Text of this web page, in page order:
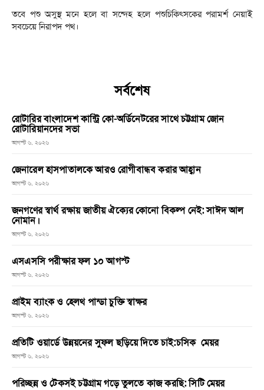
তবে পশু অসুস্থ মনে হলে বা সন্দেহ হলে পশুচিকিৎসকের পরামর্শ নেয়াই
সবচেয়ে নিরাপদ পথ।
সর্বশেষ
রোটারির বাংলাদেশ কান্ট্রি কো-অর্ডিনেটরের সাথে চট্টগ্রাম জোন
রোটারিয়ানদের সভা
আগস্ট ৬, ২০২৬
জেনারেল হাসপাতালকে আরও রোগীবান্ধব করার আহ্বান
আগস্ট ৬, ২০২৬
জনগণের স্বার্থ রক্ষায় জাতীয় ঐক্যের কোনো বিকল্প নেই: সাঈদ আল
নোমান।
আগস্ট ৬, ২০২৬
এসএসসি পরীক্ষার ফল ১০ আগস্ট
আগস্ট ৬, ২০২৬
প্রাইম ব্যাংক ও হেলথ পান্ডা চুক্তি স্বাক্ষর
আগস্ট ৬, ২০২৬
প্রতিটি ওয়ার্ডে উন্নয়নের সুফল ছড়িয়ে দিতে চাই:চসিক মেয়র
আগস্ট ৬, ২০২৬
পরিচ্ছন্ন ও টেকসই চট্টগ্রাম গড়ে তুলতে কাজ করছি: সিটি মেয়র